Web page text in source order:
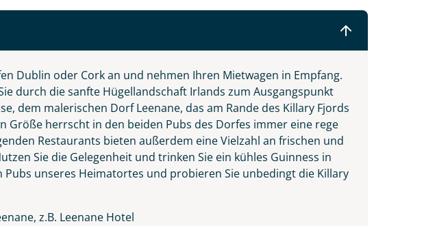
Instagram
WhatsApp
Dublin oder Cork an und nehmen Ihren Mietwagen in Empfang.
durch die sanfte Hügellandschaft Irlands zum Ausgangspunkt
dem malerischen Dorf Leenane, das am Rande des Killary Fjords
Größe herrscht in den beiden Pubs des Dorfes immer eine rege
Restaurants bieten außerdem eine Vielzahl an frischen und
Sie die Gelegenheit und trinken Sie ein kühles Guinness in
unseres Heimatortes und probieren Sie unbedingt die Killary
z.B. Leenane Hotel
Alter